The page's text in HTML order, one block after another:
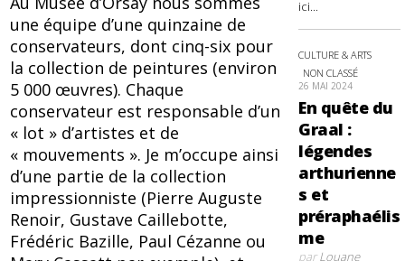
une équipe d’une quinzaine de
conservateurs, dont cinq-six pour
la collection de peintures (environ
5 000 œuvres). Chaque
conservateur est responsable d’un
« lot » d’artistes et de
« mouvements ». Je m’occupe ainsi
d’une partie de la collection
impressionniste (Pierre Auguste
Renoir, Gustave Caillebotte,
Frédéric Bazille, Paul Cézanne ou
ici...
CULTURE & ARTS
NON CLASSÉ
26 MAI 2024
En quête du
Graal :
légendes
arthurienne
s et
préraphaélis
me
parLouane